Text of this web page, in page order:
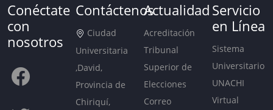
Conéctate
con
nosotros
Contáctenos
Ciudad
Universitaria
,David,
Provincia de
Chiriquí,
Actualidad
Acreditación
Tribunal
Superior de
Elecciones
Correo
Servicio
en Línea
Sistema
Universitario
UNACHI
Virtual